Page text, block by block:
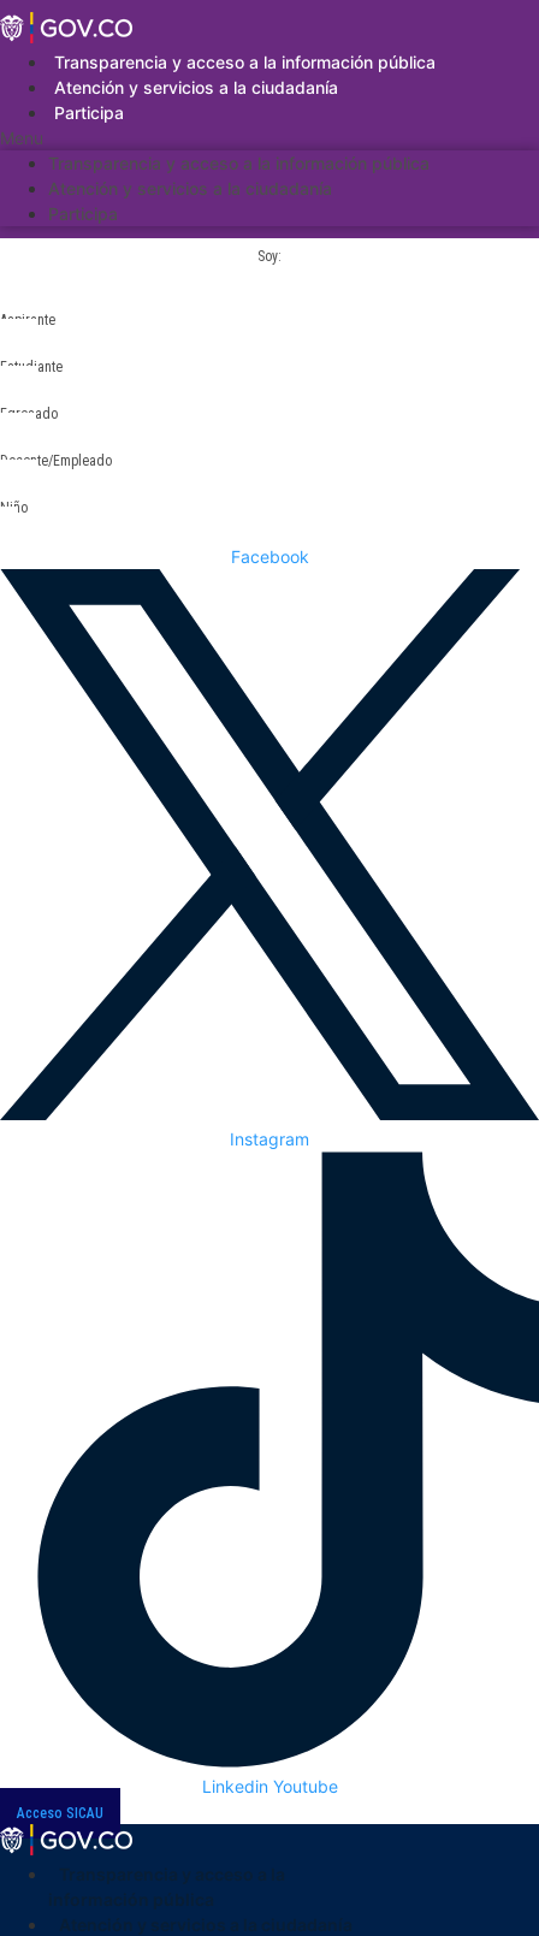
Saltar
al
contenidoTransparencia y acceso a la información pública
Atención y servicios a la ciudadanía
Participa
Menu
Transparencia y acceso a la información pública
Atención y servicios a la ciudadanía
Participa
Soy:
Aspirante
Estudiante
Egresado
Docente/Empleado
Niño
Facebook
Instagram
Linkedin Youtube
Acceso SICAU